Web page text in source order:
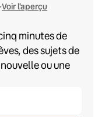
Voir l'aperçu
minutes de
des sujets de
ou une